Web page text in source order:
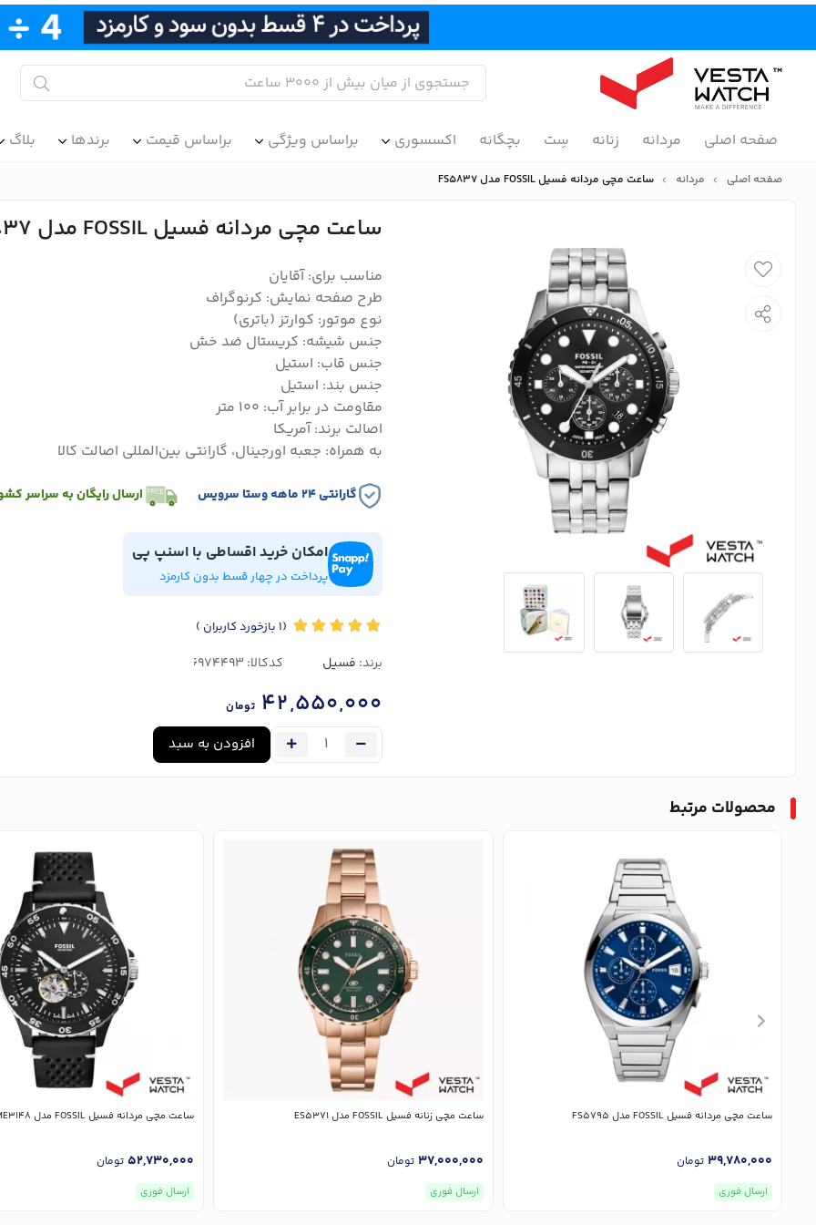
صفحه اصلی مردانه زنانه سِت بچگانه اکسسوری براساس ویژگی براساس قیمت برندها بلاگ
صفحه اصلی مردانه ساعت مچی مردانه فسیل FOSSIL مدل FS5837
ساعت مچی مردانه فسیل FOSSIL مدل FS5837
مناسب برای: آقایان
طرح صفحه نمایش: کرنوگراف
نوع موتور: کوارتز (باتری)
جنس شیشه: کریستال ضد خش
جنس قاب: استیل
جنس بند: استیل
مقاومت در برابر آب: 100 متر
اصالت برند: آمریکا
به همراه: جعبه اورجینال، گارانتی بین‌المللی اصالت کالا
گارانتی ۲۴ ماهه وستا سرویس ارسال رایگان به سراسر
امکان خرید اقساطی با اسنپ پی
پرداخت در چهار قسط بدون کارمزد
(1 بازخورد کاربران )
برند: فسیل کدکالا:
42,550,000 تومان
افزودن به سبد
محصولات مرتبط
ساعت مچی مردانه فسیل FOSSIL مدل FS5795
39,780,000 تومان
ارسال فوری
ساعت مچی زنانه فسیل FOSSIL مدل ES5371
37,000,000 تومان
ارسال فوری
ساعت مچی مردانه فسیل FOSSIL مدل ME3148
52,730,000 تومان
ارسال فوری